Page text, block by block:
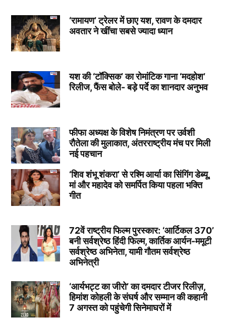
‘रामायण’ ट्रेलर में छाए यश, रावण के दमदार
अवतार ने खींचा सबसे ज्यादा ध्यान
यश की ‘टॉक्सिक’ का रोमांटिक गाना ‘मदहोश’
रिलीज, फैंस बोले- बड़े पर्दे का शानदार अनुभव
फीफा अध्यक्ष के विशेष निमंत्रण पर उर्वशी
रौतेला की मुलाकात, अंतरराष्ट्रीय मंच पर मिली
नई पहचान
‘शिव शंभू शंकरा’ से रश्मि आर्या का सिंगिंग डेब्यू,
मां और महादेव को समर्पित किया पहला भक्ति
गीत
72वें राष्ट्रीय फिल्म पुरस्कार: ‘आर्टिकल 370’
बनी सर्वश्रेष्ठ हिंदी फिल्म, कार्तिक आर्यन-ममूटी
सर्वश्रेष्ठ अभिनेता, यामी गौतम सर्वश्रेष्ठ
अभिनेत्री
‘आर्यभट्ट का जीरो’ का दमदार टीजर रिलीज़,
हिमांश कोहली के संघर्ष और सम्मान की कहानी
7 अगस्त को पहुंचेगी सिनेमाघरों में